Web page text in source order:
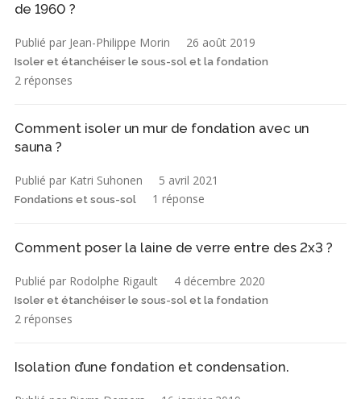
de 1960 ?
Publié par Jean-Philippe Morin 26 août 2019
Isoler et étanchéiser le sous-sol et la fondation
2 réponses
Comment isoler un mur de fondation avec un
sauna ?
Publié par Katri Suhonen 5 avril 2021
Fondations et sous-sol 1 réponse
Comment poser la laine de verre entre des 2x3 ?
Publié par Rodolphe Rigault 4 décembre 2020
Isoler et étanchéiser le sous-sol et la fondation
2 réponses
Isolation d’une fondation et condensation.